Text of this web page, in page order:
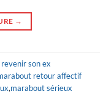
→
son ex
retour affectif
,marabout sérieux